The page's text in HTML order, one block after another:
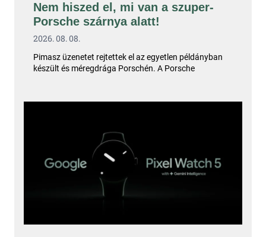
Nem hiszed el, mi van a szuper-
Porsche szárnya alatt!
2026. 08. 08.
Pimasz üzenetet rejtettek el az egyetlen példányban
készült és méregdrága Porschén. A Porsche